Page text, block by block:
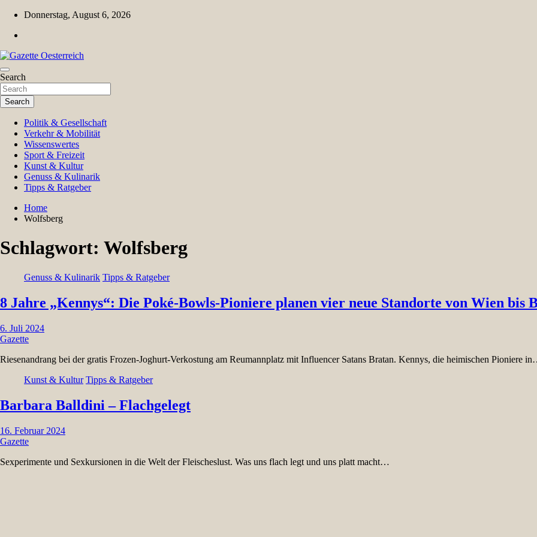
Skip
content
Donnerstag, August 6, 2026
Gazette Oesterreich
Magazin für Freizeit, Politik, Kultur & Wissenschaft
Search
Search
Politik & Gesellschaft
Verkehr & Mobilität
Wissenswertes
Sport & Freizeit
Kunst & Kultur
Genuss & Kulinarik
Tipps & Ratgeber
Home
Wolfsberg
Schlagwort: Wolfsberg
Genuss & Kulinarik Tipps & Ratgeber
8 Jahre „Kennys“: Die Poké-Bowls-Pioniere planen vier neue Standorte von Wien bis
6. Juli 2024
Gazette
Riesenandrang bei der gratis Frozen-Joghurt-Verkostung am Reumannplatz mit Influencer Satans Bratan. Kennys, die heimischen Pioniere
Kunst & Kultur Tipps & Ratgeber
Barbara Balldini – Flachgelegt
16. Februar 2024
Gazette
Sexperimente und Sexkursionen in die Welt der Fleischeslust. Was uns flach legt und uns platt macht…